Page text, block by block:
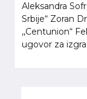
Aleksandra
Srbije“ Zoran
,,Centunion“
ugovor za